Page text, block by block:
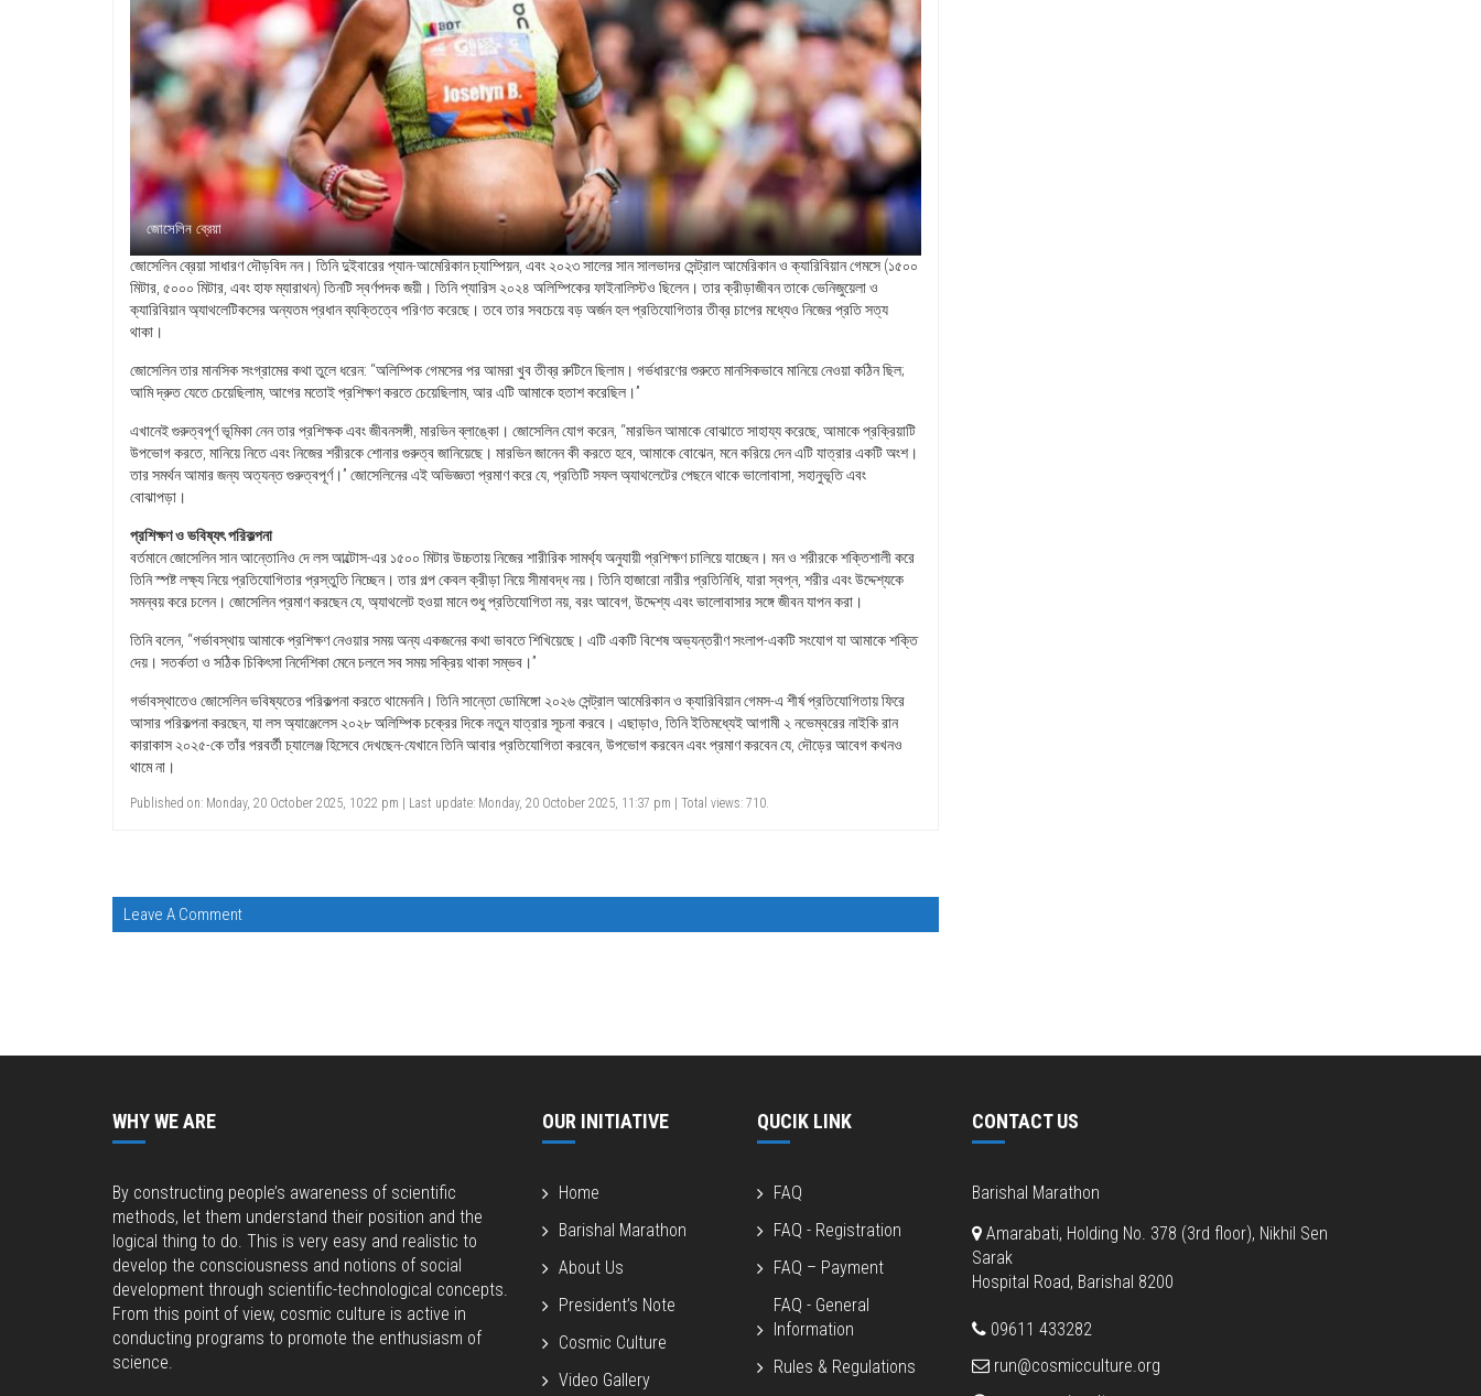
জোসেলিন ব্রেয়া
জোসেলিন ব্রেয়া সাধারণ দৌড়বিদ নন। তিনি দুইবারের প্যান-আমেরিকান চ্যাম্পিয়ন, এবং ২০২৩ সালের সান সালভাদর সেন্ট্রাল আমেরিকান ও ক্যারিবিয়ান গেমসে (১৫০০
মিটার, ৫০০০ মিটার, এবং হাফ ম্যারাথন) তিনটি স্বর্ণপদক জয়ী। তিনি প্যারিস ২০২৪ অলিম্পিকের ফাইনালিস্টও ছিলেন। তার ক্রীড়াজীবন তাকে ভেনিজুয়েলা ও
ক্যারিবিয়ান অ্যাথলেটিকসের অন্যতম প্রধান ব্যক্তিত্বে পরিণত করেছে। তবে তার সবচেয়ে বড় অর্জন হল প্রতিযোগিতার তীব্র চাপের মধ্যেও নিজের প্রতি সত্য
থাকা।
জোসেলিন তার মানসিক সংগ্রামের কথা তুলে ধরেন: “অলিম্পিক গেমসের পর আমরা খুব তীব্র রুটিনে ছিলাম। গর্ভধারণের শুরুতে মানসিকভাবে মানিয়ে নেওয়া কঠিন ছিল;
আমি দ্রুত যেতে চেয়েছিলাম, আগের মতোই প্রশিক্ষণ করতে চেয়েছিলাম, আর এটি আমাকে হতাশ করেছিল।”
এখানেই গুরুত্বপূর্ণ ভূমিকা নেন তার প্রশিক্ষক এবং জীবনসঙ্গী, মারভিন ব্লাঙ্কো। জোসেলিন যোগ করেন, “মারভিন আমাকে বোঝাতে সাহায্য করেছে, আমাকে প্রক্রিয়াটি
উপভোগ করতে, মানিয়ে নিতে এবং নিজের শরীরকে শোনার গুরুত্ব জানিয়েছে। মারভিন জানেন কী করতে হবে, আমাকে বোঝেন, মনে করিয়ে দেন এটি যাত্রার একটি অংশ।
তার সমর্থন আমার জন্য অত্যন্ত গুরুত্বপূর্ণ।” জোসেলিনের এই অভিজ্ঞতা প্রমাণ করে যে, প্রতিটি সফল অ্যাথলেটের পেছনে থাকে ভালোবাসা, সহানুভূতি এবং
বোঝাপড়া।
প্রশিক্ষণ ও ভবিষ্যৎ পরিকল্পনা
বর্তমানে জোসেলিন সান আন্তোনিও দে লস আল্টোস-এর ১৫০০ মিটার উচ্চতায় নিজের শারীরিক সামর্থ্য অনুযায়ী প্রশিক্ষণ চালিয়ে যাচ্ছেন। মন ও শরীরকে শক্তিশালী করে
তিনি স্পষ্ট লক্ষ্য নিয়ে প্রতিযোগিতার প্রস্তুতি নিচ্ছেন। তার গল্প কেবল ক্রীড়া নিয়ে সীমাবদ্ধ নয়। তিনি হাজারো নারীর প্রতিনিধি, যারা স্বপ্ন, শরীর এবং উদ্দেশ্যকে
সমন্বয় করে চলেন। জোসেলিন প্রমাণ করছেন যে, অ্যাথলেট হওয়া মানে শুধু প্রতিযোগিতা নয়, বরং আবেগ, উদ্দেশ্য এবং ভালোবাসার সঙ্গে জীবন যাপন করা।
তিনি বলেন, “গর্ভাবস্থায় আমাকে প্রশিক্ষণ নেওয়ার সময় অন্য একজনের কথা ভাবতে শিখিয়েছে। এটি একটি বিশেষ অভ্যন্তরীণ সংলাপ-একটি সংযোগ যা আমাকে শক্তি
দেয়। সতর্কতা ও সঠিক চিকিৎসা নির্দেশিকা মেনে চললে সব সময় সক্রিয় থাকা সম্ভব।”
গর্ভাবস্থাতেও জোসেলিন ভবিষ্যতের পরিকল্পনা করতে থামেননি। তিনি সান্তো ডোমিঙ্গো ২০২৬ সেন্ট্রাল আমেরিকান ও ক্যারিবিয়ান গেমস-এ শীর্ষ প্রতিযোগিতায় ফিরে
আসার পরিকল্পনা করছেন, যা লস অ্যাঞ্জেলেস ২০২৮ অলিম্পিক চক্রের দিকে নতুন যাত্রার সূচনা করবে। এছাড়াও, তিনি ইতিমধ্যেই আগামী ২ নভেম্বরের নাইকি রান
কারাকাস ২০২৫-কে তাঁর পরবর্তী চ্যালেঞ্জ হিসেবে দেখছেন-যেখানে তিনি আবার প্রতিযোগিতা করবেন, উপভোগ করবেন এবং প্রমাণ করবেন যে, দৌড়ের আবেগ কখনও
থামে না।
Published on: Monday, 20 October 2025, 10:22 pm | Last update: Monday, 20 October 2025, 11:37 pm | Total views: 710.
Leave A Comment
WHY WE ARE
By constructing people’s awareness of scientific
methods, let them understand their position and the
logical thing to do. This is very easy and realistic to
develop the consciousness and notions of social
development through scientific-technological concepts.
From this point of view, cosmic culture is active in
conducting programs to promote the enthusiasm of
science.
OUR INITIATIVE
Home
Barishal Marathon
About Us
President’s Note
Cosmic Culture
Video Gallery
QUCIK LINK
FAQ
FAQ - Registration
FAQ – Payment
FAQ - General
Information
Rules & Regulations
CONTACT US
Barishal Marathon
Amarabati, Holding No. 378 (3rd floor), Nikhil Sen
Sarak
Hospital Road, Barishal 8200
09611 433282
run@cosmicculture.org